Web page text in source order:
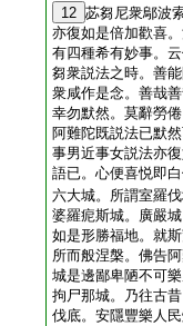
12 苾芻尼衆鄔波
亦復如是倍加歡喜
有四種希有妙事。
芻衆説法之時。善
衆咸作是念。善哉
幸勿默然。莫辭勞
阿難陀既説法已默
事男近事女説法亦
語已。心便喜悦即
六大城。所謂室羅
婆羅痆斯城。廣嚴
如是形勝福地。就
所而般涅槃。佛告
城是邊鄙卑陋不可
拘尸那城。乃往古
伐底。安隱豐樂人